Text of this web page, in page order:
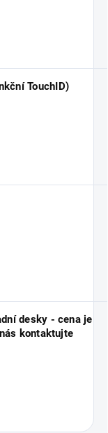
TouchID)
desky - cena je
kontaktujte